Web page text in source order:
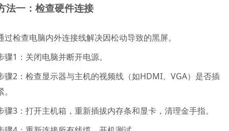
法一：检查硬件连接
过检查电脑内外连接线解决因松动导致的黑屏。
骤1：关闭电脑并断开电源。
骤2：检查显示器与主机的视频线（如HDMI、VGA）是否插
骤3：打开主机箱，重新插拔内存条和显卡，清理金手指。